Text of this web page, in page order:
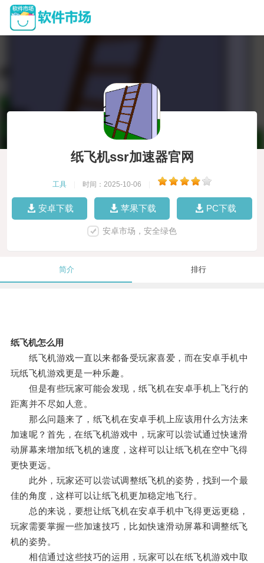
纸飞机ssr加速器官网
工具 时间：2025-10-06
安卓下载 苹果下载 PC下载
安卓市场，安全绿色
简介 排行
纸飞机怎么用
纸飞机游戏一直以来都备受玩家喜爱，而在安卓手机中
玩纸飞机游戏更是一种乐趣。
但是有些玩家可能会发现，纸飞机在安卓手机上飞行的
距离并不尽如人意。
那么问题来了，纸飞机在安卓手机上应该用什么方法来
加速呢？首先，在纸飞机游戏中，玩家可以尝试通过快速滑
动屏幕来增加纸飞机的速度，这样可以让纸飞机在空中飞得
更快更远。
此外，玩家还可以尝试调整纸飞机的姿势，找到一个最
佳的角度，这样可以让纸飞机更加稳定地飞行。
总的来说，要想让纸飞机在安卓手机中飞得更远更稳，
玩家需要掌握一些加速技巧，比如快速滑动屏幕和调整纸飞
机的姿势。
相信通过这些技巧的运用，玩家可以在纸飞机游戏中取